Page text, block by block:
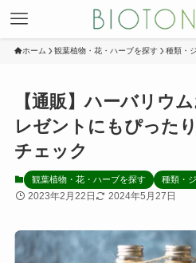
ホーム 観葉植物・花・ハーブを探す 種類・
【通販】ハーバリウ
レゼントにもぴった
チェック
観葉植物・花・ハーブを探す 種類・
2023年2月22日 2024年5月27日